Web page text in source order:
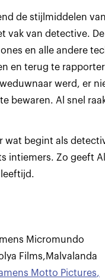
de stijlmiddelen
vak van detective.
en alle andere
en terug te
werd, er
bewaren. Al snel
begint als
intiemers. Zo geeft
Micromundo
Films,Malvalanda
Motto Pictures,